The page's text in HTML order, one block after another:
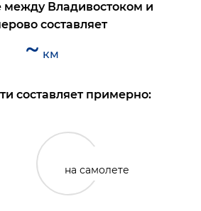
между Владивостоком и
составляет
~ км
составляет примерно:
на самолете